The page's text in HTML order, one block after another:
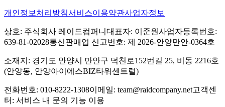
개인정보처리방침서비스이용약관사업자정보
상호: 주식회사 레이드컴퍼니 대표자: 이준원사업자등록번호:
639-81-02028통신판매업 신고번호: 제 2026-안양만안-0364호
소재지: 경기도 안양시 만안구 덕천로152번길 25, 비동 2216호
(안양동, 안양아이에스BIZ타워센트럴)
전화번호: 010-8222-1308이메일: team@raidcompany.net고객센
터: 서비스 내 문의 기능 이용